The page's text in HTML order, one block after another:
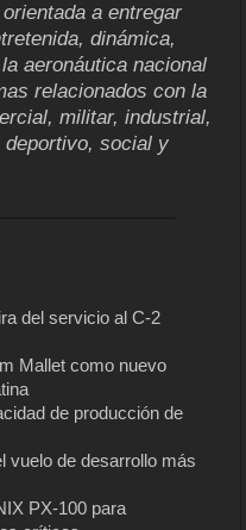
a entregar
dinámica,
aeronáutica nacional
relacionados con la
militar, industrial,
deportivo, social y
del servicio al C-2
Mallet como nuevo
de producción de
vuelo de desarrollo más
PX-100 para